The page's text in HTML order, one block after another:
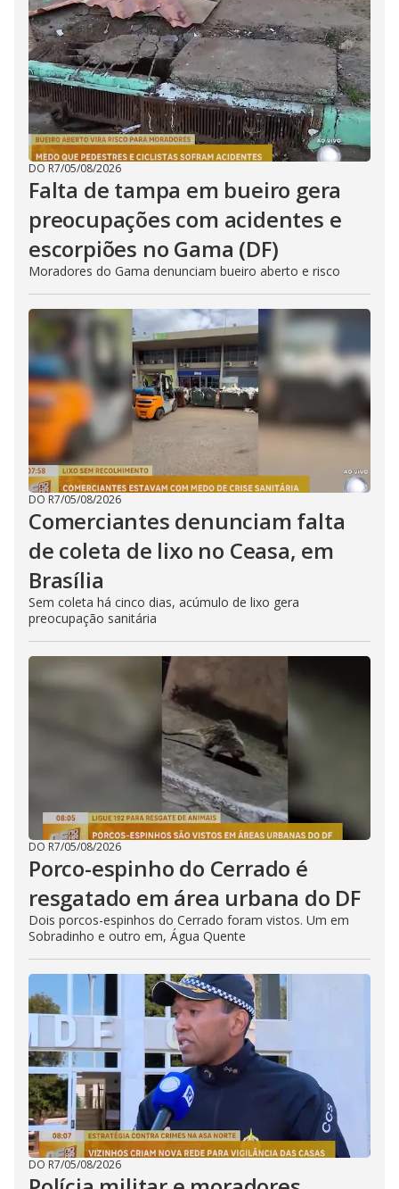
DO R7/05/08/2026
Falta de tampa em bueiro gera
preocupações com acidentes e
escorpiões no Gama (DF)
Moradores do Gama denunciam bueiro aberto e risco
DO R7/05/08/2026
Comerciantes denunciam falta
de coleta de lixo no Ceasa, em
Brasília
Sem coleta há cinco dias, acúmulo de lixo gera
preocupação sanitária
DO R7/05/08/2026
Porco-espinho do Cerrado é
resgatado em área urbana do DF
Dois porcos-espinhos do Cerrado foram vistos. Um em
Sobradinho e outro em, Água Quente
DO R7/05/08/2026